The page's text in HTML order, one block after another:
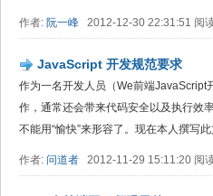
作者: 阮一峰 2012-12-30 22:31:51 阅
JavaScript 开发规范要求
作为一名开发人员（We前端JavaScript
作，通常还会带来代码安全以及执行效
不能用“愉快”来形容了。现在本人撰写
作者: 问道者 2012-11-29 15:11:20 阅